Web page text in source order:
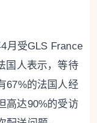
月受GLS France
国人表示，等待
67%的法国人经
高达90%的受访